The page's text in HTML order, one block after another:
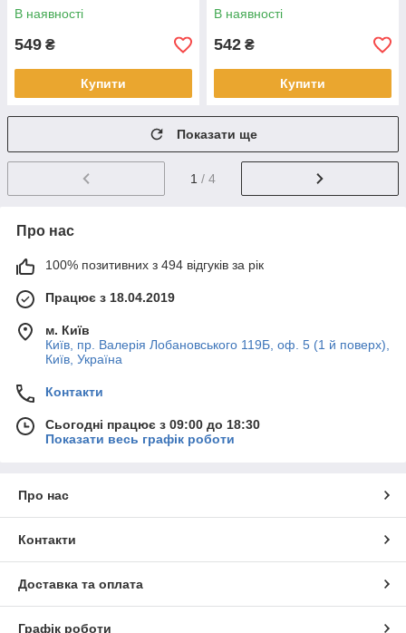
В наявності
549 ₴
Купити
В наявності
542 ₴
Купити
Показати ще
1 / 4
Про нас
100% позитивних з 494 відгуків за рік
Працює з 18.04.2019
м. Київ
Київ, пр. Валерія Лобановського 119Б, оф. 5 (1 й поверх),
Київ, Україна
Контакти
Сьогодні працює з 09:00 до 18:30
Показати весь графік роботи
Про нас
Контакти
Доставка та оплата
Графік роботи